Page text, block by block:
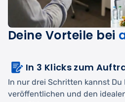
Deine Vorteile bei
In 3 Klicks zum
In nur drei Schritten kannst Du
veröffentlichen und den